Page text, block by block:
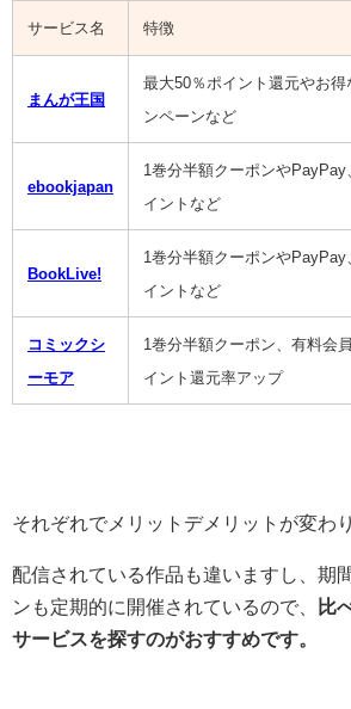
サービス名 特徴
まんが王国
最大50％ポイント還元やお得
ンペーンなど
ebookjapan
1巻分半額クーポンやPayPay
イントなど
BookLive!
1巻分半額クーポンやPayPay
イントなど
コミックシ
ーモア
1巻分半額クーポン、有料会
イント還元率アップ
それぞれでメリットデメリットが変わ
配信されている作品も違いますし、期
ンも定期的に開催されているので、
比
サービスを探すのがおすすめです。